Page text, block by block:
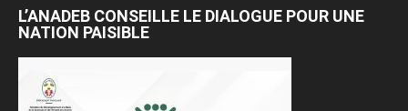
L’ANADEB CONSEILLE LE DIALOGUE POUR UNE
NATION PAISIBLE